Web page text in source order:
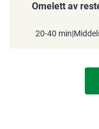
Omelett av
20-40 min|